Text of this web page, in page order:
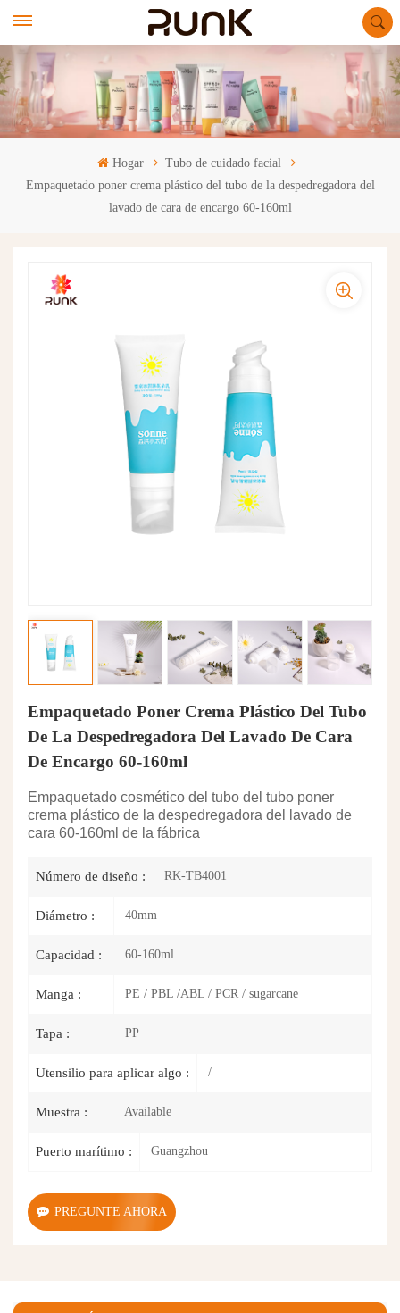
Hogar
Tubo de cuidado facial
Empaquetado poner crema plástico del tubo de la despedregadora del
lavado de cara de encargo 60-160ml
Empaquetado Poner Crema Plástico Del Tubo
De La Despedregadora Del Lavado De Cara
De Encargo 60-160ml
Empaquetado cosmético del tubo del tubo poner
crema plástico de la despedregadora del lavado de
cara 60-160ml de la fábrica
Número de diseño : RK-TB4001
Diámetro : 40mm
Capacidad : 60-160ml
Manga : PE / PBL /ABL / PCR / sugarcane
Tapa : PP
Utensilio para aplicar algo : /
Muestra : Available
Puerto marítimo : Guangzhou
PREGUNTE AHORA